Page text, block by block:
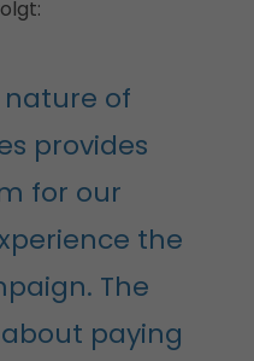
of
provides
for our
the
The
paying